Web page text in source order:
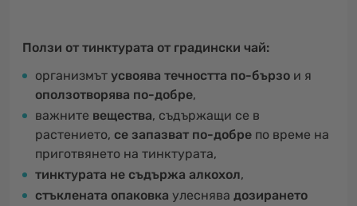
Ползи от тинктурата от градински чай:
организмът усвоява течността по-бързо и я
оползотворява по-добре,
важните вещества, съдържащи се в
растението, се запазват по-добре по време на
приготвянето на тинктурата,
тинктурата не съдържа алкохол,
стъклената опаковка улеснява дозирането